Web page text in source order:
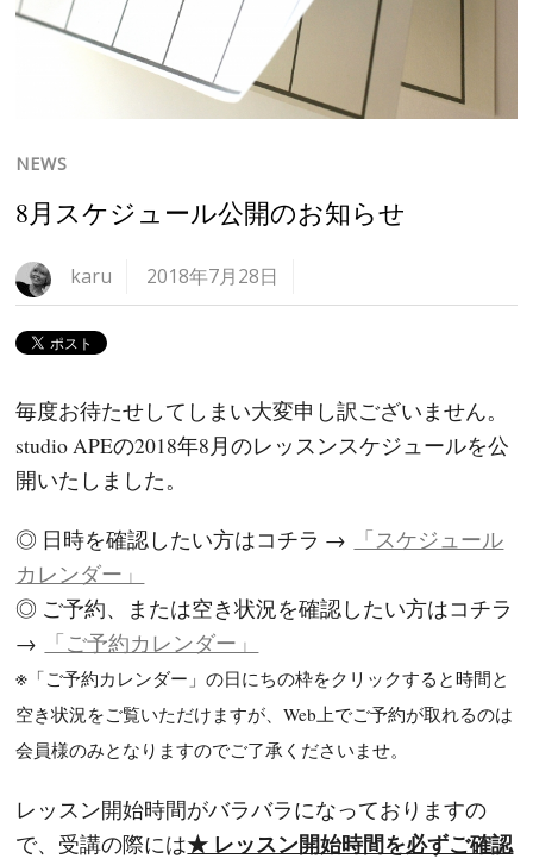
NEWS
8月スケジュール公開のお知らせ
karu 2018年7月28日
毎度お待たせしてしまい大変申し訳ございません。
studio APEの2018年8月のレッスンスケジュールを公
開いたしました。
◎ 日時を確認したい方はコチラ →
「スケジュール
カレンダー」
◎ ご予約、または空き状況を確認したい方はコチラ
→
「ご予約カレンダー」
※ 「ご予約カレンダー」の日にちの枠をクリックすると時間と
空き状況をご覧いただけますが、Web上でご予約が取れるのは
会員様のみとなりますのでご了承くださいませ。
レッスン開始時間がバラバラになっておりますの
で、受講の際には★ レッスン開始時間を必ずご確認